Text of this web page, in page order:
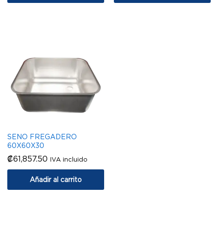
SENO FREGADERO
60X60X30
₡61,857.50 IVA incluido
Añadir al carrito